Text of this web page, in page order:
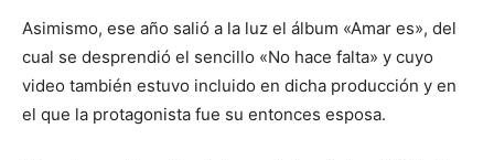
Asimismo, ese año salió a la luz el álbum «Amar es», del
cual se desprendió el sencillo «No hace falta» y cuyo
video también estuvo incluido en dicha producción y en
el que la protagonista fue su entonces esposa.